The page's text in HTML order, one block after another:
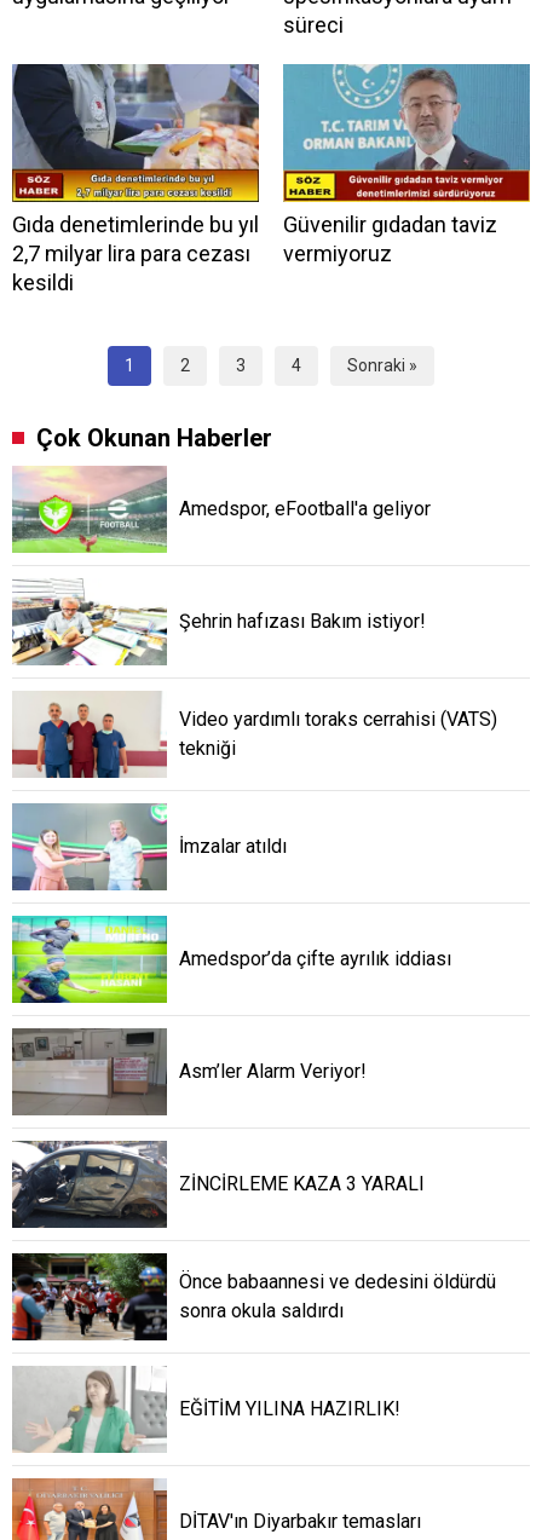
süreci
Gıda denetimlerinde bu yıl
2,7 milyar lira para cezası
kesildi
Güvenilir gıdadan taviz
vermiyoruz
1 2 3 4 Sonraki »
Çok Okunan Haberler
Amedspor, eFootball'a geliyor
Şehrin hafızası Bakım istiyor!
Video yardımlı toraks cerrahisi (VATS)
tekniği
İmzalar atıldı
Amedspor’da çifte ayrılık iddiası
Asm’ler Alarm Veriyor!
ZİNCİRLEME KAZA 3 YARALI
Önce babaannesi ve dedesini öldürdü
sonra okula saldırdı
EĞİTİM YILINA HAZIRLIK!
DİTAV'ın Diyarbakır temasları